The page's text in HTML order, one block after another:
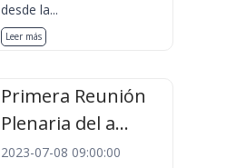
desde la...
Leer más
Primera Reunión
Plenaria del a...
2023-07-08 09:00:00